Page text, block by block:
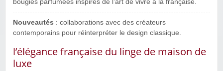
bougies parfumées inspirés de l’art de vivre à la française.
Nouveautés : collaborations avec des créateurs
contemporains pour réinterpréter le design classique.
l’élégance française du linge de maison de
luxe